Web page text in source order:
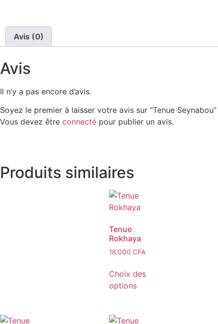
Avis (0)
Avis
Il n’y a pas encore d’avis.
Soyez le premier à laisser votre avis sur “Tenue Seynabou”
Vous devez être connecté pour publier un avis.
Produits similaires
Tenue
Rokhaya
18.000 CFA
Choix des
options